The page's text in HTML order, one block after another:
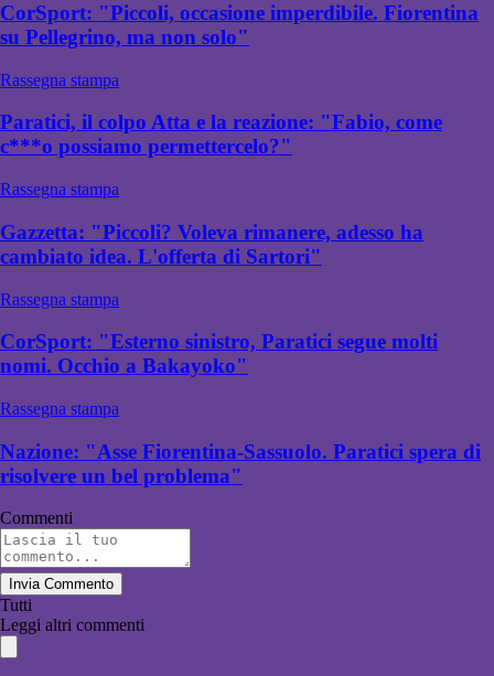
CorSport: "Piccoli, occasione imperdibile. Fiorentina
su Pellegrino, ma non solo"
Rassegna stampa
Paratici, il colpo Atta e la reazione: "Fabio, come
c***o possiamo permettercelo?"
Rassegna stampa
Gazzetta: "Piccoli? Voleva rimanere, adesso ha
cambiato idea. L'offerta di Sartori"
Rassegna stampa
CorSport: "Esterno sinistro, Paratici segue molti
nomi. Occhio a Bakayoko"
Rassegna stampa
Nazione: "Asse Fiorentina-Sassuolo. Paratici spera di
risolvere un bel problema"
Commenti
Invia Commento
Tutti
Leggi altri commenti